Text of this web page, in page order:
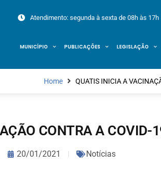
Atendimento: segunda à sexta de 08h às 17h
MUNICÍPIO PUBLICAÇÕES LEGISLAÇÃO
Home QUATIS INICIA A
CONTRA A COVID-
20/01/2021 Notícias